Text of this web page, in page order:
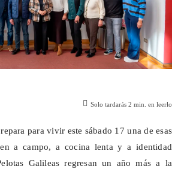
Solo tardarás 2 min. en leerlo
para vivir este sábado 17 una de esas
a campo, a cocina lenta y a identidad
Galileas regresan un año más a la